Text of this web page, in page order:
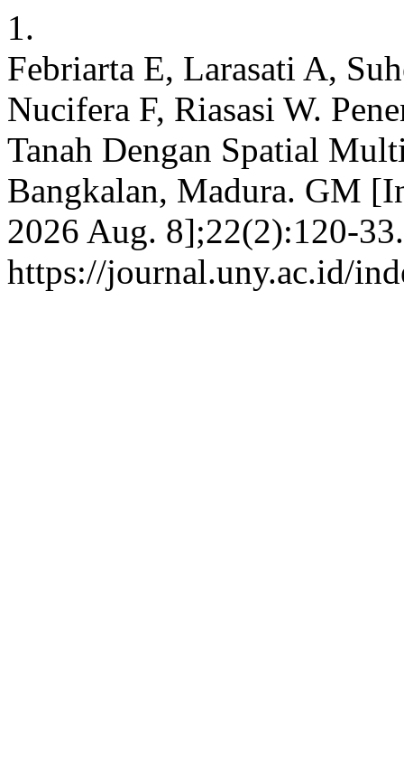
1.
Febriarta E, Larasati A,
Nucifera F, Riasasi W.
Tanah Dengan Spatial
Bangkalan, Madura. GM
2026 Aug. 8];22(2):120-
https://journal.uny.ac.id/